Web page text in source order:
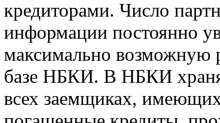
кредиторами. Число
информации постоянно
максимально возможную
базе НБКИ. В НБКИ
всех заемщиках,